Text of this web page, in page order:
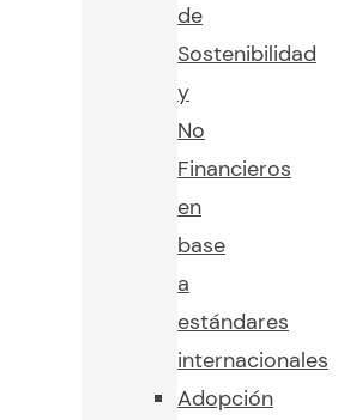
de
Sostenibilidad
y
No
Financieros
en
base
a
estándares
internacionales
Adopción